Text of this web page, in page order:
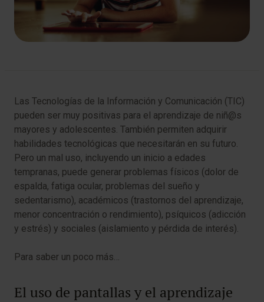
Las Tecnologías de la Información y Comunicación (TIC)
pueden ser muy positivas para el aprendizaje de niñ@s
mayores y adolescentes. También permiten adquirir
habilidades tecnológicas que necesitarán en su futuro.
Pero un mal uso, incluyendo un inicio a edades
tempranas, puede generar problemas físicos (dolor de
espalda, fatiga ocular, problemas del sueño y
sedentarismo), académicos (trastornos del aprendizaje,
menor concentración o rendimiento), psíquicos (adicción
y estrés) y sociales (aislamiento y pérdida de interés).
Para saber un poco más…
El uso de pantallas y el aprendizaje